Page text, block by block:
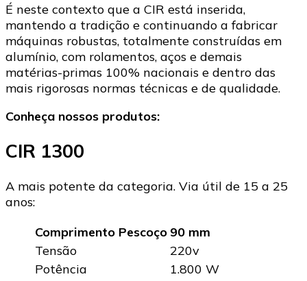
É neste contexto que a CIR está inserida,
mantendo a tradição e continuando a fabricar
máquinas robustas, totalmente construídas em
alumínio, com rolamentos, aços e demais
matérias-primas 100% nacionais e dentro das
mais rigorosas normas técnicas e de qualidade.
Conheça nossos produtos:
CIR 1300
A mais potente da categoria. Via útil de 15 a 25
anos:
Comprimento Pescoço 90 mm
Tensão
220v
Potência
1.800 W